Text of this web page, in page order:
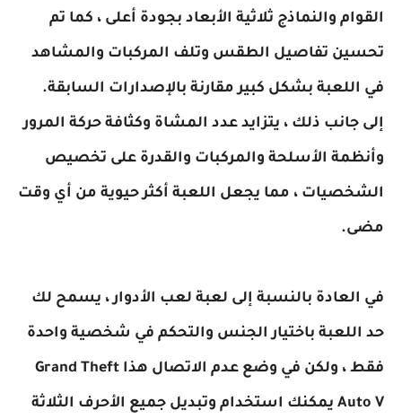
القوام والنماذج ثلاثية الأبعاد بجودة أعلى ، كما تم
تحسين تفاصيل الطقس وتلف المركبات والمشاهد
في اللعبة بشكل كبير مقارنة بالإصدارات السابقة.
إلى جانب ذلك ، يتزايد عدد المشاة وكثافة حركة المرور
وأنظمة الأسلحة والمركبات والقدرة على تخصيص
الشخصيات ، مما يجعل اللعبة أكثر حيوية من أي وقت
مضى.
في العادة بالنسبة إلى لعبة لعب الأدوار ، يسمح لك
حد اللعبة باختيار الجنس والتحكم في شخصية واحدة
فقط ، ولكن في وضع عدم الاتصال هذا Grand Theft
Auto V يمكنك استخدام وتبديل جميع الأحرف الثلاثة